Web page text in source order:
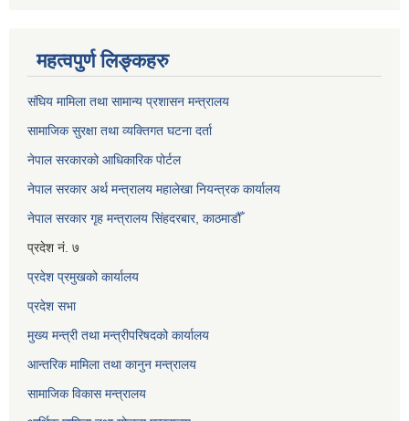
महत्वपुर्ण लिङ्कहरु
संघिय मामिला तथा सामान्य प्रशासन मन्त्रालय
सामाजिक सुरक्षा तथा व्यक्तिगत घटना दर्ता
नेपाल सरकारको आधिकारिक पोर्टल
नेपाल सरकार अर्थ मन्त्रालय महालेखा नियन्त्रक कार्यालय
नेपाल सरकार गृह मन्त्रालय सिंहदरबार, काठमाडौँ
प्रदेश नं. ७
प्रदेश प्रमुखको कार्यालय
प्रदेश सभा
मुख्य मन्त्री तथा मन्त्रीपरिषदको कार्यालय
आन्तरिक मामिला तथा कानुन मन्त्रालय
सामाजिक विकास मन्त्रालय